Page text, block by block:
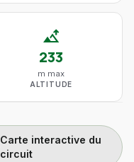
altitude
233
m max
ALTITUDE
Carte interactive du
circuit